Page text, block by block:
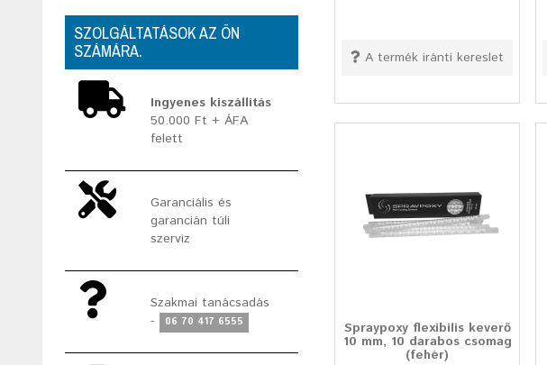
SZOLGÁLTATÁSOK AZ ÖN
SZÁMÁRA.
Ingyenes kiszállítás
50.000 Ft + ÁFA
felett
Garanciális és
garancián túli
szerviz
Szakmai tanácsadás
-
06 70 417 6555
A termék iránti kereslet
Spraypoxy flexibilis keverő
10 mm, 10 darabos csomag
(fehér)